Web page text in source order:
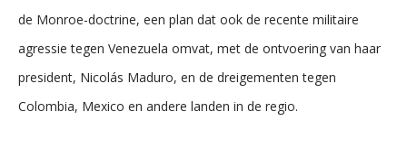
de Monroe-doctrine, een plan dat ook de recente militaire
agressie tegen Venezuela omvat, met de ontvoering van haar
president, Nicolás Maduro, en de dreigementen tegen
Colombia, Mexico en andere landen in de regio.